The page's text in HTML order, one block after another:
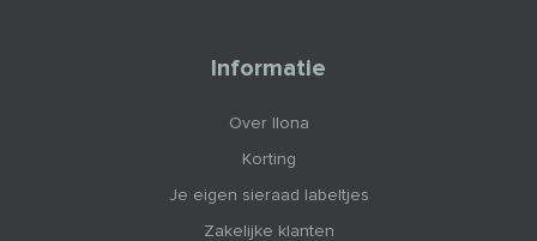
Informatie
Over Ilona
Korting
Je eigen sieraad labeltjes
Zakelijke klanten